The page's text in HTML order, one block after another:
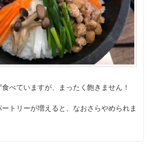
べていますが、まったく飽きません！
トリーが増えると、なおさらやめられま